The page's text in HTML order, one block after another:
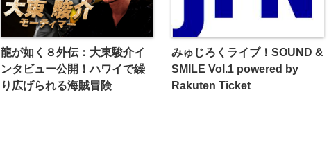
龍が如く８外伝：大東駿介イ
ンタビュー公開！ハワイで繰
り広げられる海賊冒険
みゅじろくライブ！SOUND &
SMILE Vol.1 powered by
Rakuten Ticket